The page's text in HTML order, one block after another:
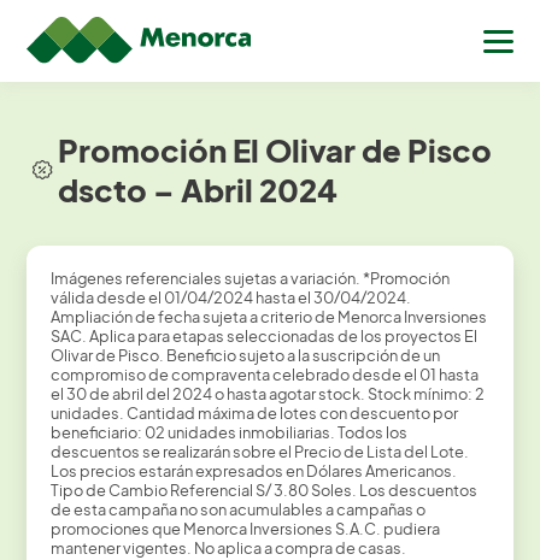
Promoción El Olivar de Pisco
dscto – Abril 2024
Imágenes referenciales sujetas a variación. *Promoción
válida desde el 01/04/2024 hasta el 30/04/2024.
Ampliación de fecha sujeta a criterio de Menorca Inversiones
SAC. Aplica para etapas seleccionadas de los proyectos El
Olivar de Pisco. Beneficio sujeto a la suscripción de un
compromiso de compraventa celebrado desde el 01 hasta
el 30 de abril del 2024 o hasta agotar stock. Stock mínimo: 2
unidades. Cantidad máxima de lotes con descuento por
beneficiario: 02 unidades inmobiliarias. Todos los
descuentos se realizarán sobre el Precio de Lista del Lote.
Los precios estarán expresados en Dólares Americanos.
Tipo de Cambio Referencial S/ 3.80 Soles. Los descuentos
de esta campaña no son acumulables a campañas o
promociones que Menorca Inversiones S.A.C. pudiera
mantener vigentes. No aplica a compra de casas.